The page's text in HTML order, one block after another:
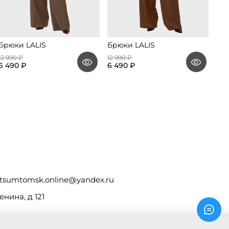
LALIS
990 ₽
490 ₽
Брюки LALIS
12 990 ₽
6 490 ₽
tsumtomsk.online@yandex.ru
д 121